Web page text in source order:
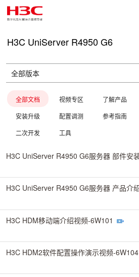
H3C UniServer R4950 G6
全部文档 视频专区 了解产品
安装升级
配置调测 参考指南
二次开发
工具
H3C UniServer R4950 G6服务器 部件安
H3C UniServer R4950 G6服务器 产品介
H3C HDM移动端介绍视频-6W101
H3C HDM2软件配置操作演示视频-6W104